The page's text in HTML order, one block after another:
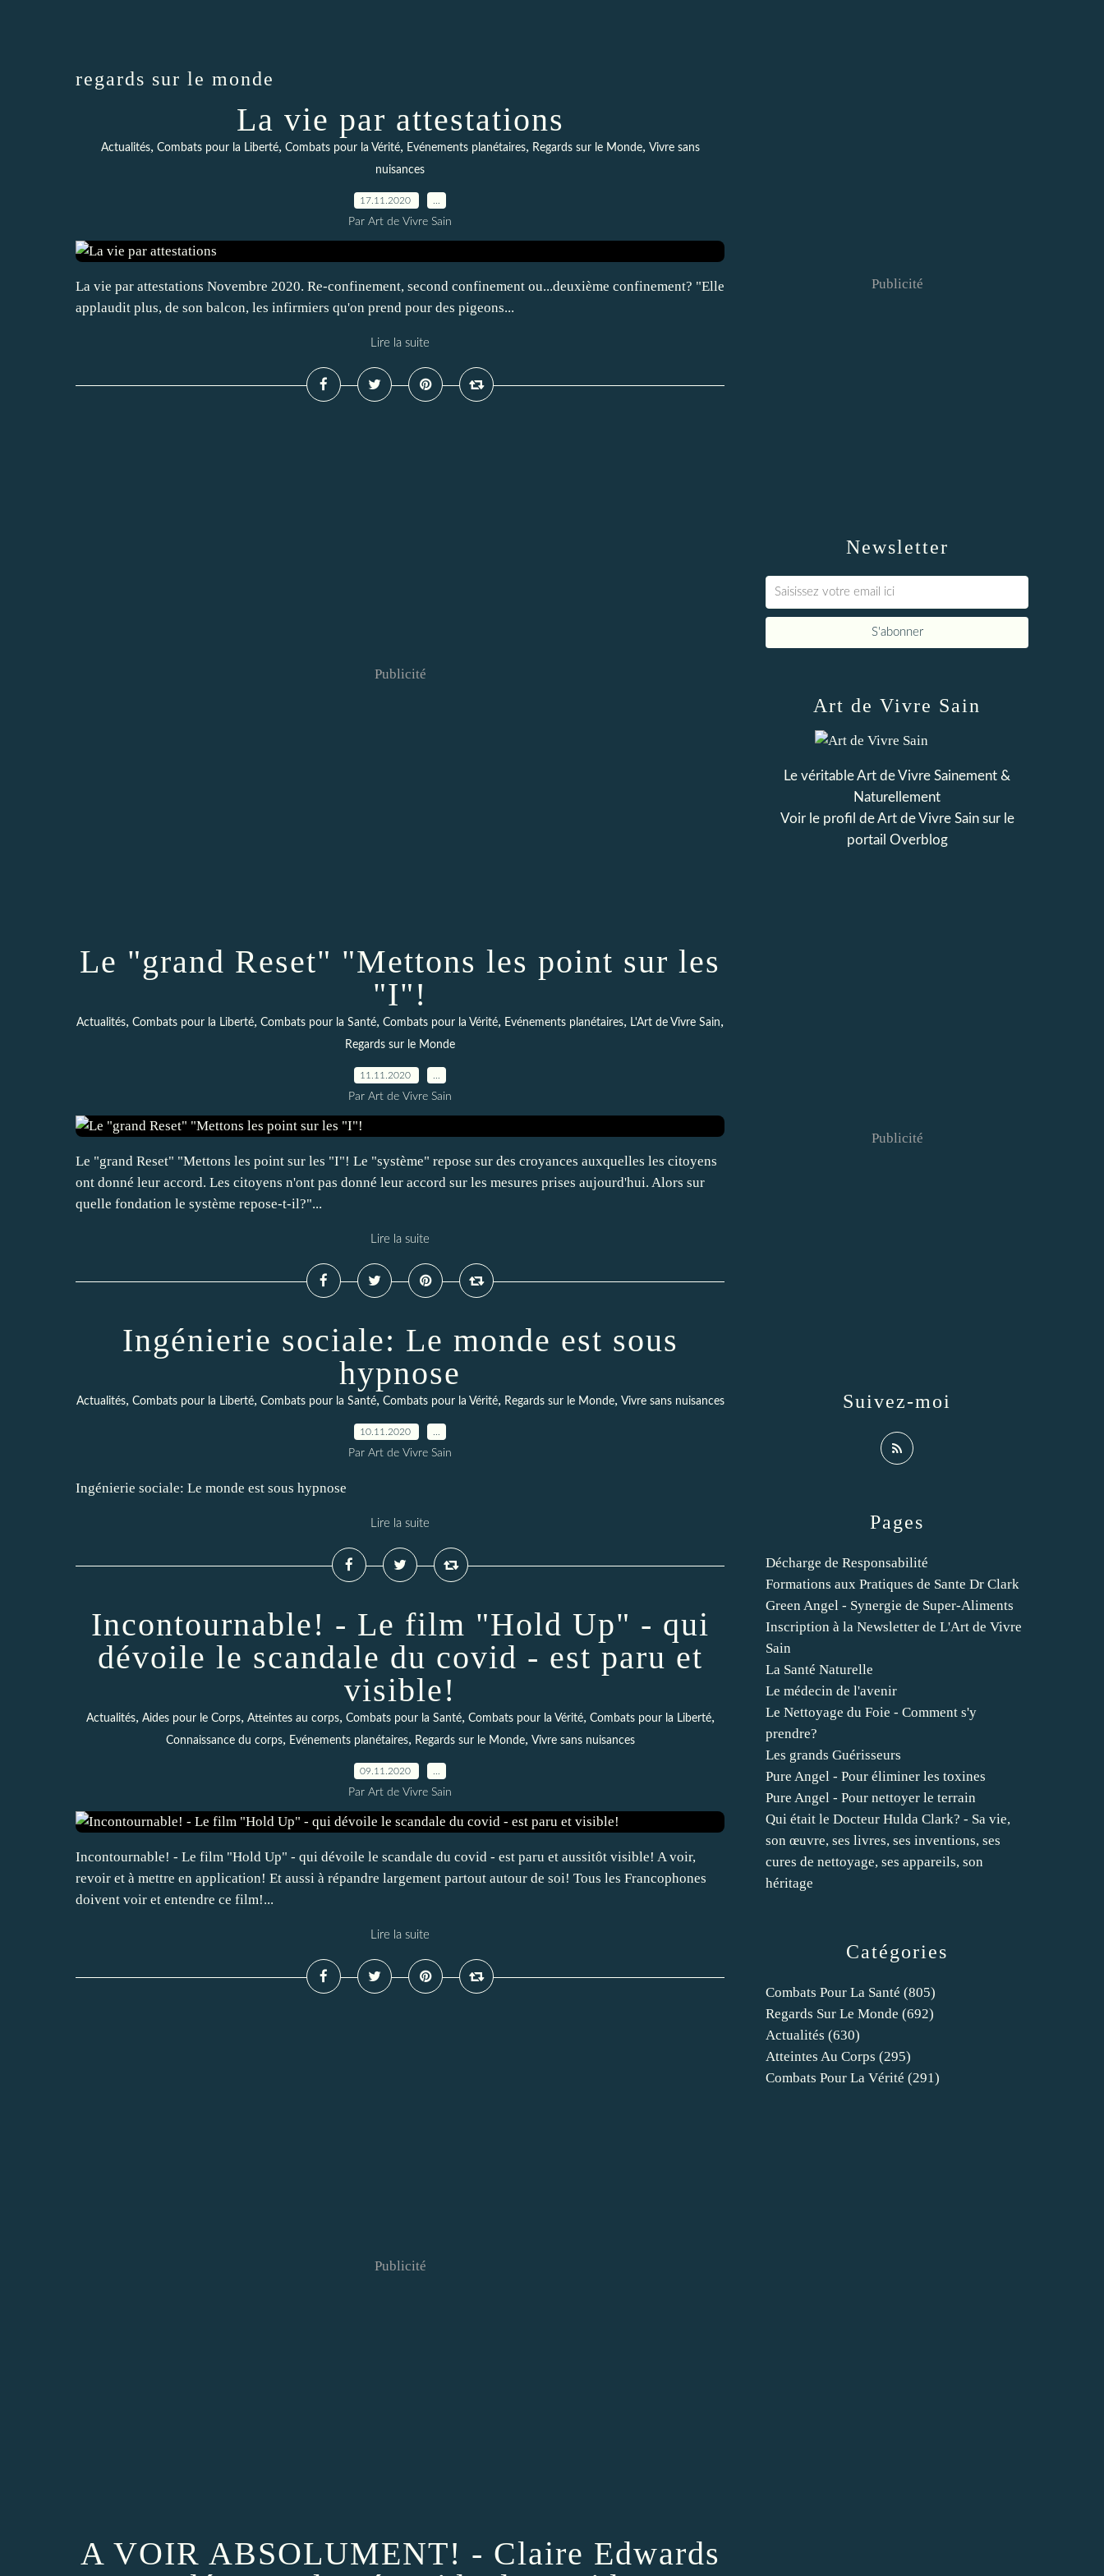
regards sur le monde
La vie par attestations
Actualités, Combats pour la Liberté, Combats pour la Vérité, Evénements planétaires, Regards sur le Monde, Vivre sans
nuisances
17.11.2020
Par Art de Vivre Sain
La vie par attestations Novembre 2020. Re-confinement, second confinement ou...deuxième confinement? "Elle
applaudit plus, de son balcon, les infirmiers qu'on prend pour des pigeons...
Lire la suite
Publicité
Le "grand Reset" "Mettons les point sur les
"I"!
Actualités, Combats pour la Liberté, Combats pour la Santé, Combats pour la Vérité, Evénements planétaires, L'Art de Vivre Sain,
Regards sur le Monde
11.11.2020
Par Art de Vivre Sain
Le "grand Reset" "Mettons les point sur les "I"! Le "système" repose sur des croyances auxquelles les citoyens
ont donné leur accord. Les citoyens n'ont pas donné leur accord sur les mesures prises aujourd'hui. Alors sur
quelle fondation le système repose-t-il?"...
Lire la suite
Ingénierie sociale: Le monde est sous
hypnose
Actualités, Combats pour la Liberté, Combats pour la Santé, Combats pour la Vérité, Regards sur le Monde, Vivre sans nuisances
10.11.2020
Par Art de Vivre Sain
Ingénierie sociale: Le monde est sous hypnose
Lire la suite
Incontournable! - Le film "Hold Up" - qui
dévoile le scandale du covid - est paru et
visible!
Actualités, Aides pour le Corps, Atteintes au corps, Combats pour la Santé, Combats pour la Vérité, Combats pour la Liberté,
Connaissance du corps, Evénements planétaires, Regards sur le Monde, Vivre sans nuisances
09.11.2020
Par Art de Vivre Sain
Incontournable! - Le film "Hold Up" - qui dévoile le scandale du covid - est paru et aussitôt visible! A voir,
revoir et à mettre en application! Et aussi à répandre largement partout autour de soi! Tous les Francophones
doivent voir et entendre ce film!...
Lire la suite
Publicité
A VOIR ABSOLUMENT! - Claire Edwards
Newsletter
Publicité
Catégories
Combats Pour La Santé (805)
Regards Sur Le Monde (692)
Actualités (630)
Atteintes Au Corps (295)
Combats Pour La Vérité (291)
Pages
Décharge de Responsabilité
Formations aux Pratiques de Sante Dr Clark
Green Angel - Synergie de Super-Aliments
Inscription à la Newsletter de L'Art de Vivre
Sain
La Santé Naturelle
Le médecin de l'avenir
Le Nettoyage du Foie - Comment s'y
prendre?
Les grands Guérisseurs
Pure Angel - Pour éliminer les toxines
Pure Angel - Pour nettoyer le terrain
Qui était le Docteur Hulda Clark? - Sa vie,
son œuvre, ses livres, ses inventions, ses
cures de nettoyage, ses appareils, son
héritage
Art de Vivre Sain
Le véritable Art de Vivre Sainement &
Naturellement
Voir le profil deArt de Vivre Sainsur le
portail Overblog
Suivez-moi
Publicité